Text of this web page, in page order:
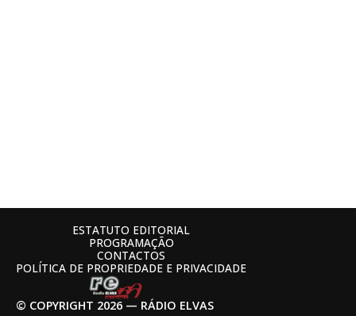
© COPYRIGHT 2026 — RÁDIO ELVAS
ESTATUTO EDITORIAL
PROGRAMAÇÃO
CONTACTOS
POLÍTICA DE PROPRIEDADE E PRIVACIDADE